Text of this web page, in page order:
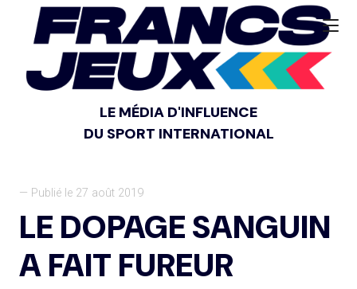
LE MÉDIA D'INFLUENCE
DU SPORT INTERNATIONAL
— Publié le 27 août 2019
LE DOPAGE SANGUIN
A FAIT FUREUR